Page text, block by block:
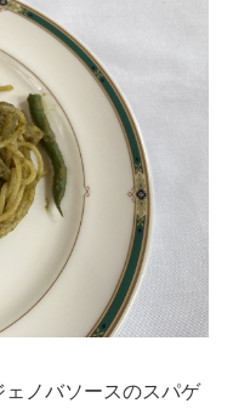
ノバソースのスパゲ